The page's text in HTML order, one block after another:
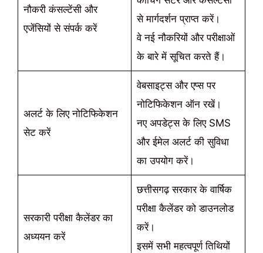
नौकरी कंसल्टेंसी और
एजेंसियों से संपर्क करें
से मार्गदर्शन प्राप्त करें।
वे नई नौकरियों और परीक्षाओं
के बारे में सूचित करते हैं।
अलर्ट के लिए नोटिफिकेशन
सेट करें
वेबसाइट्स और एप्स पर
नोटिफिकेशन ऑन रखें।
नए अपडेट्स के लिए SMS
और ईमेल अलर्ट की सुविधा
का उपयोग करें।
सरकारी परीक्षा कैलेंडर का
अध्ययन करें
छत्तीसगढ़ सरकार के वार्षिक
परीक्षा कैलेंडर को डाउनलोड
करें।
इसमें सभी महत्वपूर्ण तिथियों